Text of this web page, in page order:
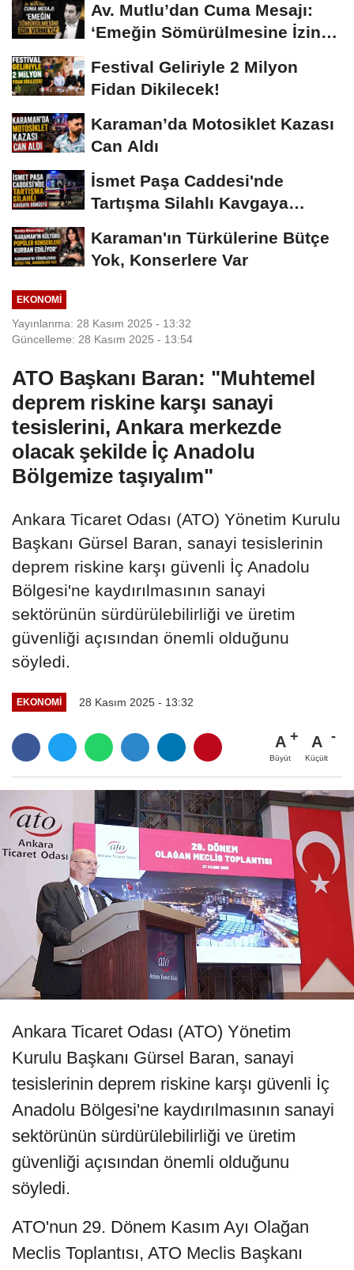
Av. Mutlu’dan Cuma Mesajı:
‘Emeğin Sömürülmesine İzin
Festival Geliriyle 2 Milyon
Fidan Dikilecek!
Karaman’da Motosiklet Kazası
Can Aldı
İsmet Paşa Caddesi'nde
Tartışma Silahlı Kavgaya
Karaman'ın Türkülerine Bütçe
Yok, Konserlere Var
EKONOMI
Yayınlanma: 28 Kasım 2025 - 13:32
Güncelleme: 28 Kasım 2025 - 13:54
ATO Başkanı Baran: "Muhtemel
deprem riskine karşı sanayi
tesislerini, Ankara merkezde
olacak şekilde İç Anadolu
Bölgemize taşıyalım"
Ankara Ticaret Odası (ATO) Yönetim Kurulu
Başkanı Gürsel Baran, sanayi tesislerinin
deprem riskine karşı güvenli İç Anadolu
Bölgesi'ne kaydırılmasının sanayi
sektörünün sürdürülebilirliği ve üretim
güvenliği açısından önemli olduğunu
söyledi.
EKONOMI 28 Kasım 2025 - 13:32
A
Büyüt
A
Küçült
Ankara Ticaret Odası (ATO) Yönetim
Kurulu Başkanı Gürsel Baran, sanayi
tesislerinin deprem riskine karşı güvenli İç
Anadolu Bölgesi'ne kaydırılmasının sanayi
sektörünün sürdürülebilirliği ve üretim
güvenliği açısından önemli olduğunu
söyledi.
ATO'nun 29. Dönem Kasım Ayı Olağan
Meclis Toplantısı, ATO Meclis Başkanı